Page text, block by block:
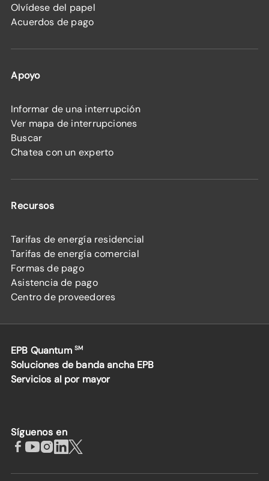
Olvídese del papel
Acuerdos de pago
Apoyo
Informar de una interrupción
Ver mapa de interrupciones
Buscar
Chatea con un experto
Recursos
Tarifas de energía residencial
Tarifas de energía comercial
Formas de pago
Asistencia de pago
Centro de proveedores
EPB Quantum SM
Soluciones de banda ancha EPB
Servicios al por mayor
Síguenos en